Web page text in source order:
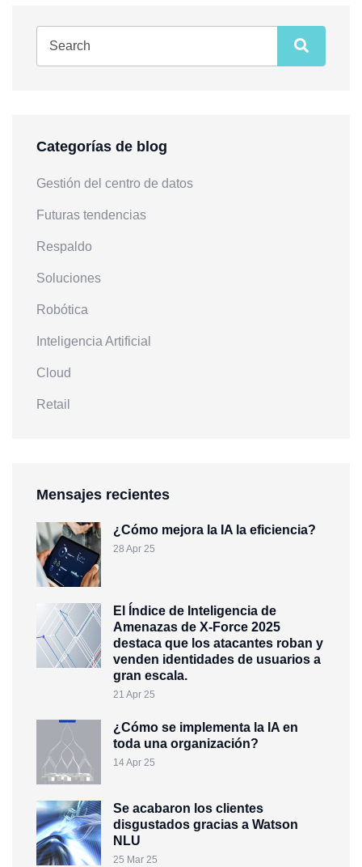
Categorías de blog
Gestión del centro de datos
Futuras tendencias
Respaldo
Soluciones
Robótica
Inteligencia Artificial
Cloud
Retail
Mensajes recientes
¿Cómo mejora la IA la eficiencia?
28 Apr 25
El Índice de Inteligencia de
Amenazas de X-Force 2025
destaca que los atacantes roban y
venden identidades de usuarios a
gran escala.
21 Apr 25
¿Cómo se implementa la IA en
toda una organización?
14 Apr 25
Se acabaron los clientes
disgustados gracias a Watson
NLU
25 Mar 25